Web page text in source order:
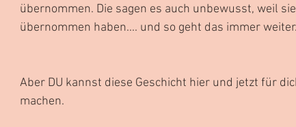
übernommen. Die sagen es auch unbewusst, weil
übernommen haben.... und so geht das immer
Aber DU kannst diese Geschicht hier und jetzt für
machen.